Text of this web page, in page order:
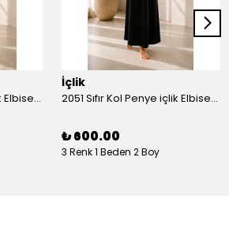
2051 Sıfır Kol Penye içlik Elbise - Ekru
İçlik
2051 Sıfır Kol Penye içlik Elbise - Siyah
₺ 600.00
3 Renk 1 Beden 2 Boy